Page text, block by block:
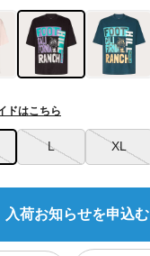
L XL
ドはこちら
入荷お知らせを申込む